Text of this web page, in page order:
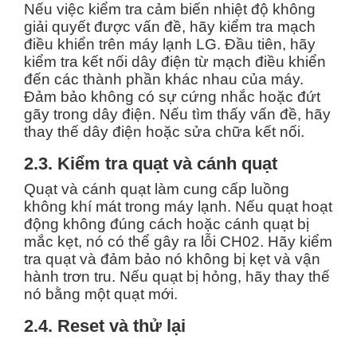
Nếu việc kiểm tra cảm biến nhiệt độ không
giải quyết được vấn đề, hãy kiểm tra mạch
điều khiển trên máy lạnh LG. Đầu tiên, hãy
kiểm tra kết nối dây điện từ mạch điều khiển
đến các thành phần khác nhau của máy.
Đảm bảo không có sự cứng nhắc hoặc đứt
gãy trong dây điện. Nếu tìm thấy vấn đề, hãy
thay thế dây điện hoặc sửa chữa kết nối.
2.3. Kiểm tra quạt và cánh quạt
Quạt và cánh quạt làm cung cấp luồng
không khí mát trong máy lạnh. Nếu quạt hoạt
động không đúng cách hoặc cánh quạt bị
mắc kẹt, nó có thể gây ra lỗi CH02. Hãy kiểm
tra quạt và đảm bảo nó không bị kẹt và vận
hành trơn tru. Nếu quạt bị hỏng, hãy thay thế
nó bằng một quạt mới.
2.4. Reset và thử lại